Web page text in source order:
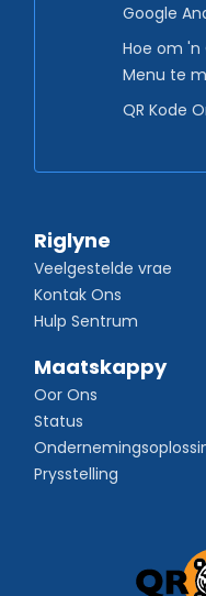
Google
Hoe om 'n
Menu te
QR Kode
Riglyne
Veelgestelde vrae
Kontak Ons
Hulp Sentrum
Maatskappy
Oor Ons
Status
Prysstelling